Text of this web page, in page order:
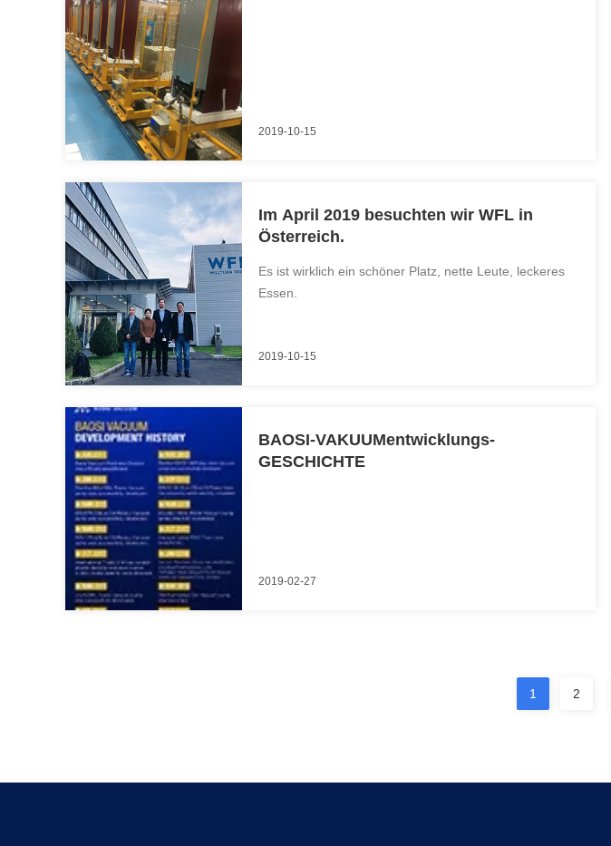
2019-10-15
Im April 2019 besuchten wir WFL in
Österreich.
Es ist wirklich ein schöner Platz, nette Leute, leckeres
Essen.
2019-10-15
BAOSI-VAKUUMentwicklungs-
GESCHICHTE
2019-02-27
1 2